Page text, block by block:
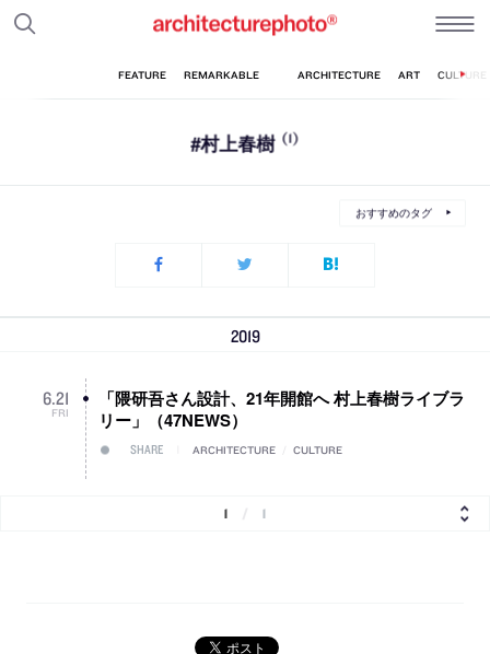
#村上春樹 (1)
おすすめのタグ
2019
6.21
FRI
「隈研吾さん設計、21年開館へ 村上春樹ライブラ
リー」（47NEWS）
SHARE ARCHITECTURE CULTURE
1 1